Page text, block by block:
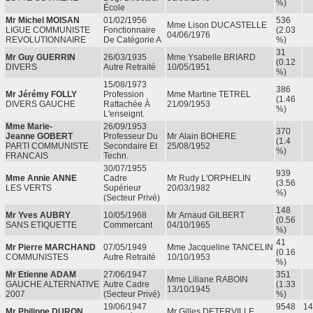
École
%)
Mr Michel MOISAN
LIGUE COMMUNISTE
REVOLUTIONNAIRE
01/02/1956
Fonctionnaire
De Catégorie A
Mme Lison DUCASTELLE
04/06/1976
536
(2.03
%)
Mr Guy GUERRIN
DIVERS
26/03/1935
Autre Retraité
Mme Ysabelle BRIARD
10/05/1951
31
(0.12
%)
Mr Jérémy FOLLY
DIVERS GAUCHE
15/08/1973
Profession
Rattachée À
L'enseignt.
Mme Martine TETREL
21/09/1953
386
(1.46
%)
Mme Marie-
Jeanne GOBERT
PARTI COMMUNISTE
FRANCAIS
26/09/1953
Professeur Du
Secondaire Et
Techn.
Mr Alain BOHERE
25/08/1952
370
(1.4
%)
Mme Annie ANNE
LES VERTS
30/07/1955
Cadre
Supérieur
(secteur Privé)
Mr Rudy L'ORPHELIN
20/03/1982
939
(3.56
%)
Mr Yves AUBRY
SANS ETIQUETTE
10/05/1968
Commercant
Mr Arnaud GILBERT
04/10/1965
148
(0.56
%)
Mr Pierre MARCHAND
COMMUNISTES
07/05/1949
Autre Retraité
Mme Jacqueline TANCELIN
10/10/1953
41
(0.16
%)
Mr Etienne ADAM
GAUCHE ALTERNATIVE
2007
27/06/1947
Autre Cadre
(secteur Privé)
Mme Liliane RABOIN
13/10/1945
351
(1.33
%)
19/06/1947
9548